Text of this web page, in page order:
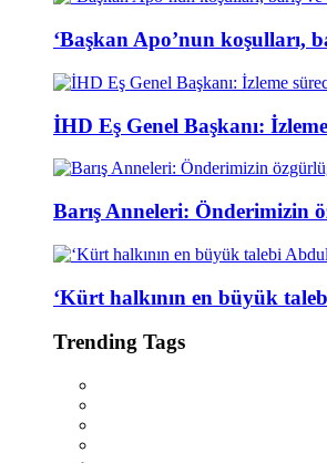
‘Başkan Apo’nun koşulları,
İHD Eş Genel Başkanı:
Barış Anneleri: Önderimizin
‘Kürt halkının en büyük
Trending Tags